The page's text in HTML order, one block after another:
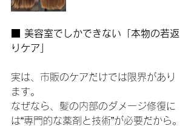
■ 美容室でしかできない「本物の若返
りケア」
実は、市販のケアだけでは限界があり
ます。
なぜなら、髪の内部のダメージ修復に
は“専門的な薬剤と技術”が必要だから。